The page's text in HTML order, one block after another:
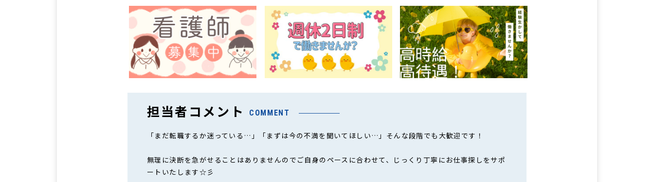
担当者コメント COMMENT
「まだ転職するか迷っている…」「まずは今の不満を聞いてほしい…」そんな段階でも大歓迎です！
無理に決断を急がせることはありませんのでご自身のペースに合わせて、じっくり丁寧にお仕事探しをサポ
ートいたします☆彡